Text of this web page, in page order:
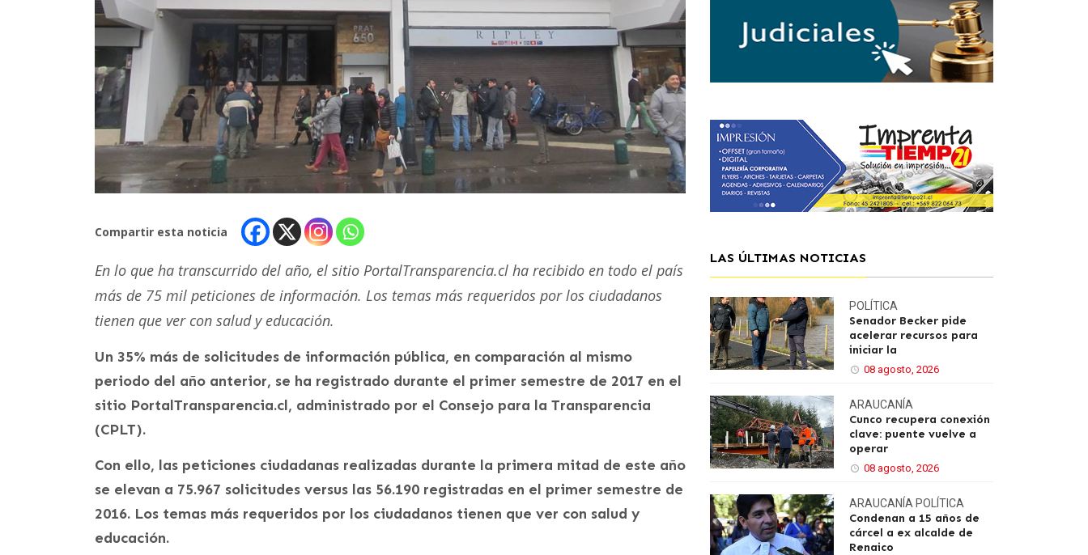
Compartir esta noticia
En lo que ha transcurrido del año, el sitio PortalTransparencia.cl ha recibido en todo el país
más de 75 mil peticiones de información. Los temas más requeridos por los ciudadanos
tienen que ver con salud y educación.
Un 35% más de solicitudes de información pública, en comparación al mismo
periodo del año anterior, se ha registrado durante el primer semestre de 2017 en el
sitio PortalTransparencia.cl, administrado por el Consejo para la Transparencia
(CPLT).
Con ello, las peticiones ciudadanas realizadas durante la primera mitad de este año
se elevan a 75.967 solicitudes versus las 56.190 registradas en el primer semestre de
2016. Los temas más requeridos por los ciudadanos tienen que ver con salud y
educación.
LAS ÚLTIMAS NOTICIAS
POLÍTICA
Senador Becker pide
acelerar recursos para
iniciar la
08 agosto, 2026
ARAUCANÍA
Cunco recupera conexión
clave: puente vuelve a
operar
08 agosto, 2026
ARAUCANÍA POLÍTICA
Condenan a 15 años de
cárcel a ex alcalde de
Renaico